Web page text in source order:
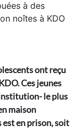
à des
noîtes à KDO
ont reçu
Ces jeunes
le plus
maison
en prison, soit